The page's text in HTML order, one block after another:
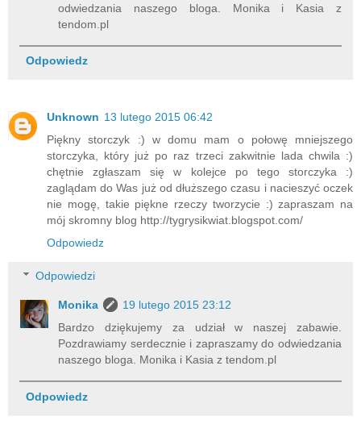
odwiedzania naszego bloga. Monika i Kasia z
tendom.pl
Odpowiedz
Unknown 13 lutego 2015 06:42
Piękny storczyk :) w domu mam o połowę mniejszego
storczyka, który już po raz trzeci zakwitnie lada chwila :)
chętnie zgłaszam się w kolejce po tego storczyka :)
zaglądam do Was już od dłuższego czasu i nacieszyć oczek
nie mogę, takie piękne rzeczy tworzycie :) zapraszam na
mój skromny blog http://tygrysikwiat.blogspot.com/
Odpowiedz
Odpowiedzi
Monika
19 lutego 2015 23:12
Bardzo dziękujemy za udział w naszej zabawie.
Pozdrawiamy serdecznie i zapraszamy do odwiedzania
naszego bloga. Monika i Kasia z tendom.pl
Odpowiedz